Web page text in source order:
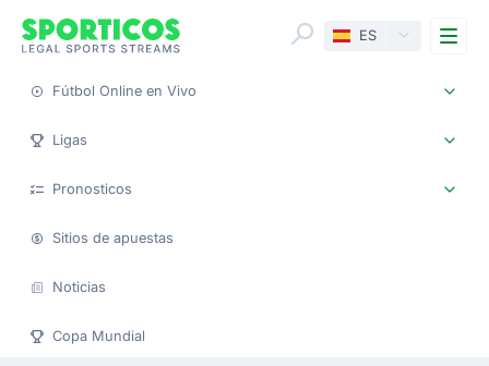
ES
Fútbol Online en Vivo
Ligas
Pronosticos
Sitios de apuestas
Noticias
Copa Mundial